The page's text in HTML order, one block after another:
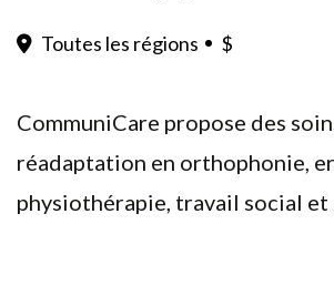
Toutes les régions $
CommuniCare propose des
réadaptation en orthophonie,
physiothérapie, travail social